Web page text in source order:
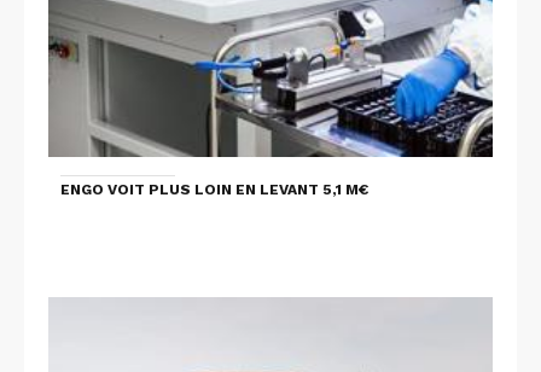
ENGO VOIT PLUS LOIN EN LEVANT 5,1 M€